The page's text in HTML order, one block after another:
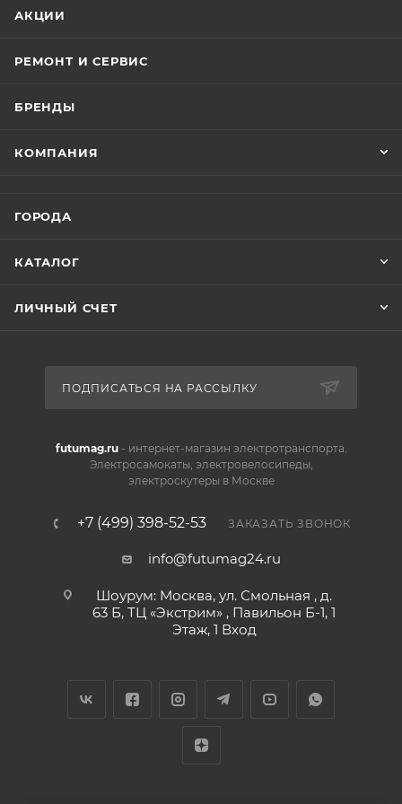
АКЦИИ
РЕМОНТ И СЕРВИС
БРЕНДЫ
КОМПАНИЯ
ГОРОДА
КАТАЛОГ
ЛИЧНЫЙ СЧЕТ
ПОДПИСАТЬСЯ НА РАССЫЛКУ
futumag.ru- интернет-магазин электротранспорта.
Электросамокаты, электровелосипеды,
электроскутеры в Москве
+7 (499) 398-52-53 ЗАКАЗАТЬ ЗВОНОК
info@futumag24.ru
Шоурум: Москва, ул. Смольная , д.
63 Б, ТЦ «Экстрим» , Павильон Б-1, 1
Этаж, 1 Вход